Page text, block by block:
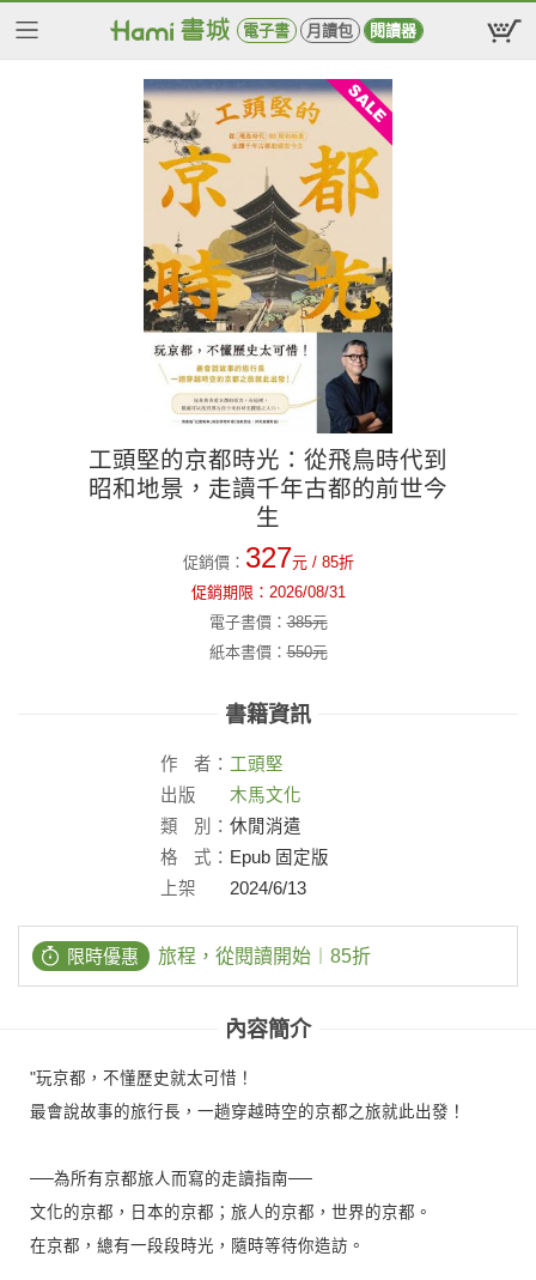
電子書 月讀包 閱讀器
工頭堅的京都時光：從飛鳥時代到
昭和地景，走讀千年古都的前世今
生
促銷價： 327元 / 85折
促銷期限： 2026/08/31
電子書價：385元
紙本書價：550元
書籍資訊
作 者： 工頭堅
出版
社：
木馬文化
類
別： 休閒消遣
格
式： Epub 固定版
上架
2024/6/13
限時優惠 旅程，從閱讀開始︱85折
內容簡介
"玩京都，不懂歷史就太可惜！
最會說故事的旅行長，一趟穿越時空的京都之旅就此出發！
──為所有京都旅人而寫的走讀指南──
文化的京都，日本的京都；旅人的京都，世界的京都。
在京都，總有一段段時光，隨時等待你造訪。